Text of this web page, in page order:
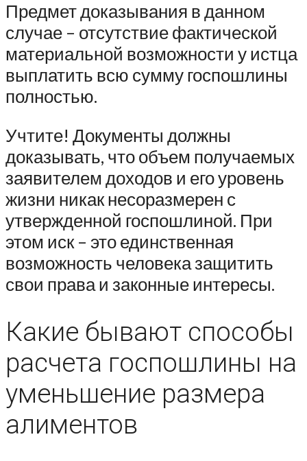
Предмет доказывания в данном
случае – отсутствие фактической
материальной возможности у истца
выплатить всю сумму госпошлины
полностью.
Учтите! Документы должны
доказывать, что объем получаемых
заявителем доходов и его уровень
жизни никак несоразмерен с
утвержденной госпошлиной. При
этом иск – это единственная
возможность человека защитить
свои права и законные интересы.
Какие бывают способы
расчета госпошлины на
уменьшение размера
алиментов